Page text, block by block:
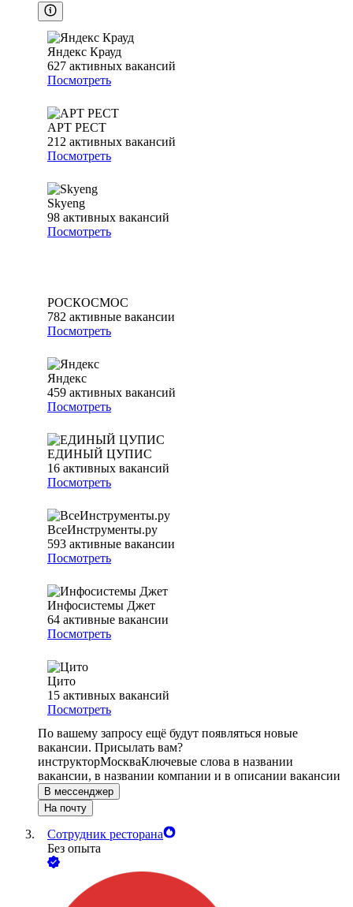
Яндекс Крауд
627 активных вакансий
Посмотреть
АРТ РЕСТ
212 активных вакансий
Посмотреть
Skyeng
98 активных вакансий
Посмотреть
РОСКОСМОС
782 активные вакансии
Посмотреть
Яндекс
459 активных вакансий
Посмотреть
ЕДИНЫЙ ЦУПИС
16 активных вакансий
Посмотреть
ВсеИнструменты.ру
593 активные вакансии
Посмотреть
Инфосистемы Джет
64 активные вакансии
Посмотреть
Цито
15 активных вакансий
Посмотреть
По вашему запросу ещё будут появляться новые
вакансии. Присылать вам?
инструкторМоскваКлючевые слова в названии
вакансии, в названии компании и в описании вакансии
В мессенджер
На почту
Сотрудник ресторана
Без опыта